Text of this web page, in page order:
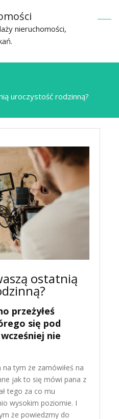
nieruchomości,
uroczystość rodzinną?
ostatnią
przeżyłeś
się pod
nie
tym że zamówiłeś na
jak to się mówi pana z
tego za co mu
wysokim poziomie. I
że powiedzmy do